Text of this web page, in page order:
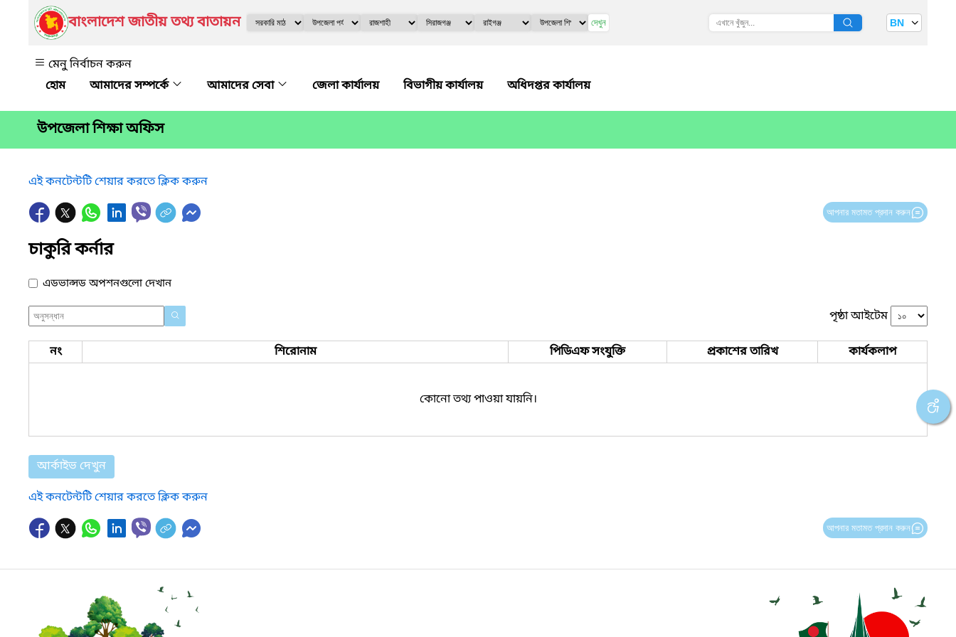
বাংলাদেশ জাতীয় তথ্য বাতায়ন দেখুন BN
মেনু নির্বাচন করুন
আমাদের সম্পর্কে
আমাদের সেবা জেলা কার্যালয় বিভাগীয় কার্যালয় অধিদপ্তর কার্যালয়
উপজেলা শিক্ষা অফিস
এই কনটেন্টটি শেয়ার করতে ক্লিক করুন
আপনার মতামত প্রদান করুন
চাকুরি কর্নার
এডভান্সড অপশনগুলো দেখান
পৃষ্ঠা আইটেম
নং শিরোনাম পিডিএফ সংযুক্তি প্রকাশের তারিখ কার্যকলাপ
কোনো তথ্য পাওয়া যায়নি।
আর্কাইভ দেখুন
এই কনটেন্টটি শেয়ার করতে ক্লিক করুন
আপনার মতামত প্রদান করুন